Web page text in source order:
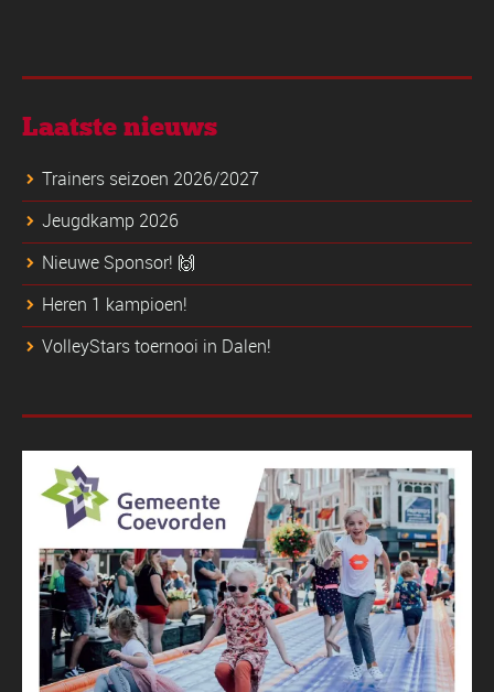
Laatste nieuws
Trainers seizoen 2026/2027
Jeugdkamp 2026
Nieuwe Sponsor! 🙌
Heren 1 kampioen!
VolleyStars toernooi in Dalen!